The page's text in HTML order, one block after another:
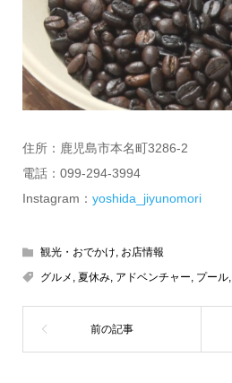
住所：鹿児島市本名町3286-2
電話：099-294-3994
Instagram： yoshida_jiyunomori
観光・おでかけ, お店情報
グルメ , 夏休み, アドベンチャー, プール,